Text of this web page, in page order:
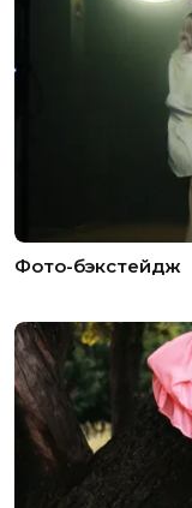
Фото-бэкстейдж